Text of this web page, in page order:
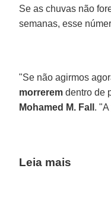
Se as chuvas não
semanas, esse
"Se não agirmos
morrerem dentro de
Mohamed M. Fall . "A
Leia mais